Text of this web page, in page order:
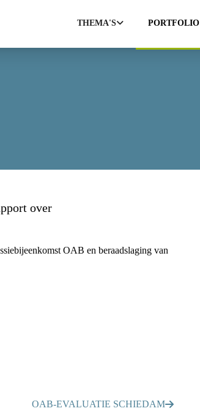
THEMA'S PORTFOLIO
over
OAB en beraadslaging van
OAB-EVALUATIE SCHIEDAM